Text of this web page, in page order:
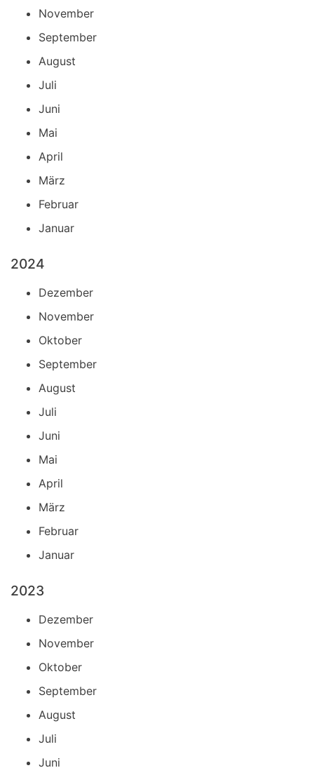
November
September
August
Juli
Juni
Mai
April
März
Februar
Januar
2024
Dezember
November
Oktober
September
August
Juli
Juni
Mai
April
März
Februar
Januar
2023
Dezember
November
Oktober
September
August
Juli
Juni